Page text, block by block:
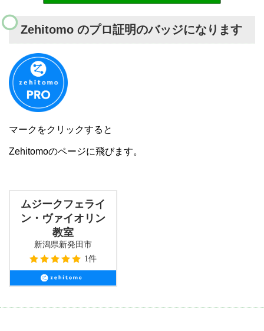
Zehitomo のプロ証明のバッジになります
マークをクリックすると
Zehitomoのページに飛びます。
ムジークフェライ
ン・ヴァイオリン
教室
新潟県新発田市
1件